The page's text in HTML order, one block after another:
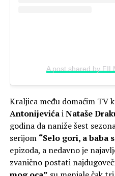
A post shared by
Kraljica među domaćim TV
AntonijevićaiNataše
godina da naniže šest
serijom “Selo gori, a baba
epizoda, a nedavno je
zvanično postati